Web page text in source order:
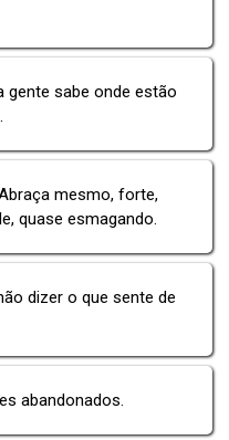
gente sabe onde estão
mesmo, forte,
quase esmagando.
dizer o que sente de
abandonados.